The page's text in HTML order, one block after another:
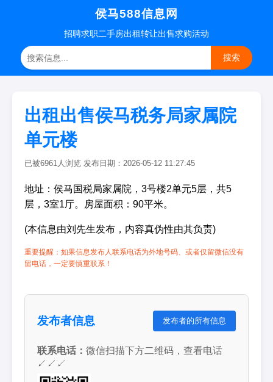
侯马588信息网
招聘求职二手房出租转让出售求购活动
搜索
出租出售侯马税务局家属院
单元楼
已被6961人浏览 发布日期：2026-05-12 11:27:45
地址：侯马国税局家属院，3号楼2单元5层，共5
层，3室1厅。房屋面积：90平米。
(本信息由刘先生发布，内容真伪性由其负责)
重要提醒：如果信息发布人联系电话为外地号码、或者仅留微信没有
留电话，一定要慎重联系！
发布者信息 发布者的所有信息
联系电话： 微信扫描下方二维码，查看电话
↙↙↙